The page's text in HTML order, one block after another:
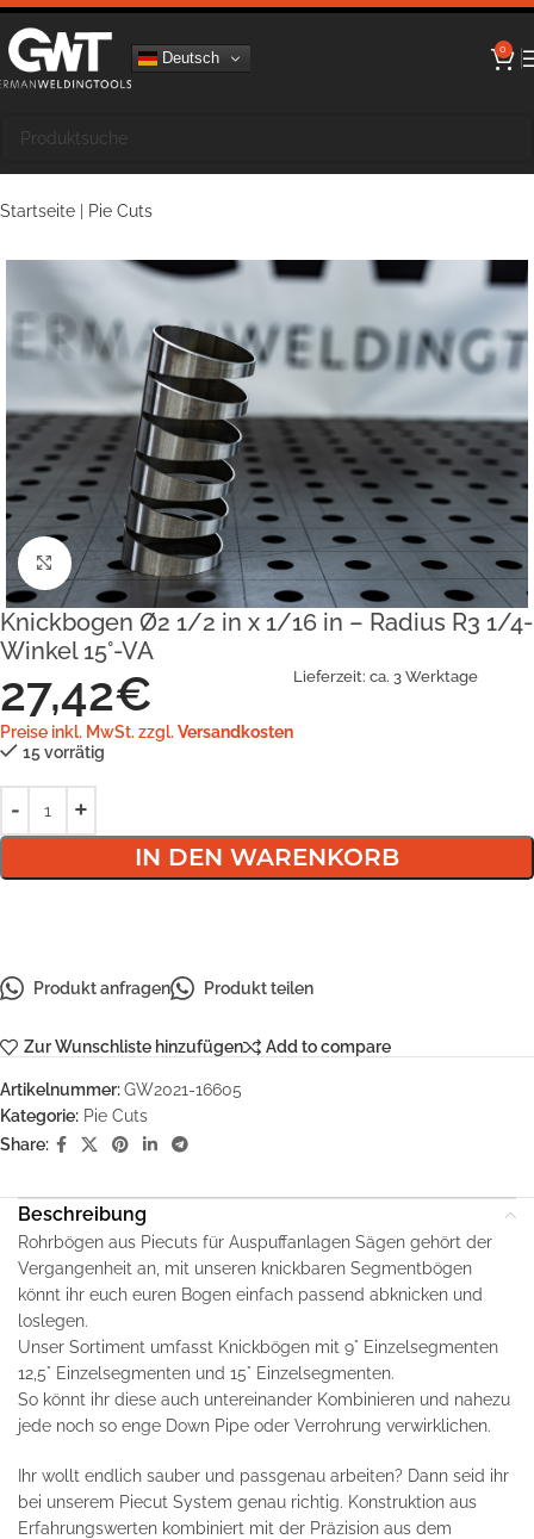
Deutsch 0
Startseite Pie Cuts
Klick zum Vergrößern
Knickbogen Ø2 1/2 in x 1/16 in – Radius R3 1/4-
Winkel 15°-VA
27,42€
Preise inkl. MwSt. zzgl. Versandkosten
Lieferzeit: ca. 3 Werktage
15 vorrätig
IN DEN WARENKORB
Produkt anfragen Produkt teilen
Zur Wunschliste hinzufügen Add to compare
Artikelnummer:GW2021-16605
Kategorie: Pie Cuts
Share:
Beschreibung
Rohrbögen aus Piecuts für Auspuffanlagen Sägen gehört der
Vergangenheit an, mit unseren knickbaren Segmentbögen
könnt ihr euch euren Bogen einfach passend abknicken und
loslegen.
Unser Sortiment umfasst Knickbögen mit 9° Einzelsegmenten
12,5° Einzelsegmenten und 15° Einzelsegmenten.
So könnt ihr diese auch untereinander Kombinieren und nahezu
jede noch so enge Down Pipe oder Verrohrung verwirklichen.
Ihr wollt endlich sauber und passgenau arbeiten? Dann seid ihr
bei unserem Piecut System genau richtig. Konstruktion aus
Erfahrungswerten kombiniert mit der Präzision aus dem